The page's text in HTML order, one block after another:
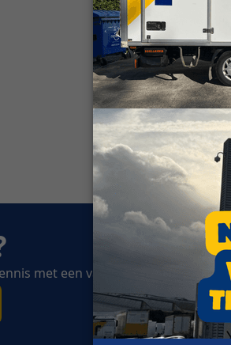
met een van onze adviseurs